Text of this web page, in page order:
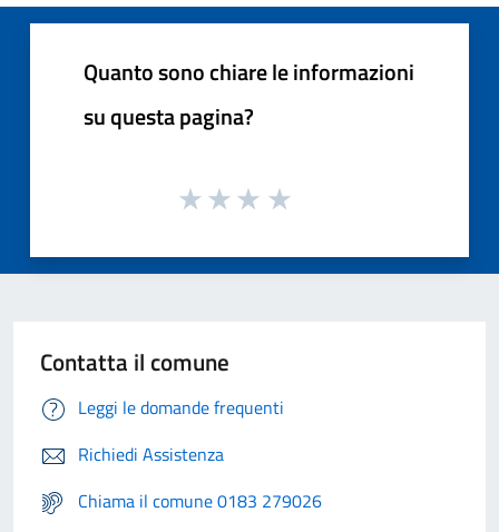
Quanto sono chiare le informazioni
su questa pagina?
Contatta il comune
Leggi le domande frequenti
Richiedi Assistenza
Chiama il comune 0183 279026